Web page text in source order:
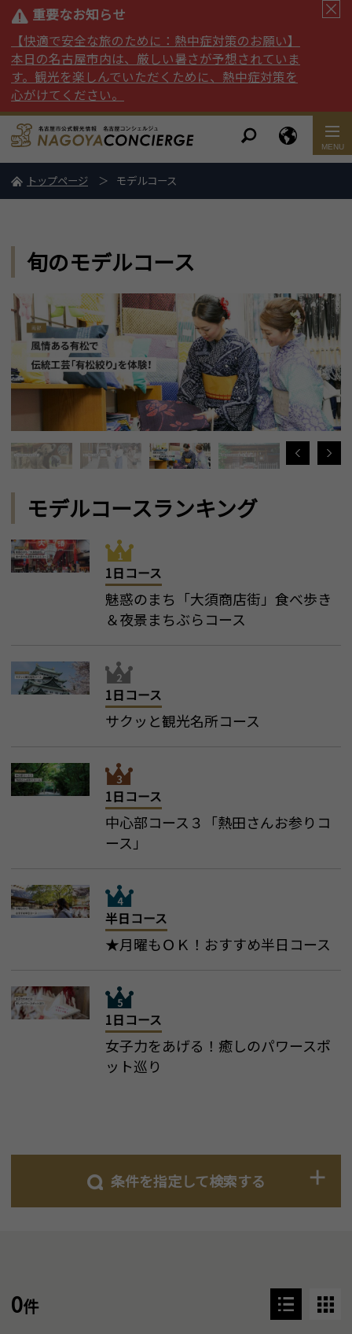
重要なお知らせ
【快適で安全な旅のために：熱中症対策のお願い】
本日の名古屋市内は、厳しい暑さが予想されていま
す。観光を楽しんでいただくために、熱中症対策を
心がけてください。
トップページ モデルコース
旬のモデルコース
モデルコースランキング
1日コース
魅惑のまち「大須商店街」食べ歩き
＆夜景まちぶらコース
1日コース
サクッと観光名所コース
1日コース
中心部コース３「熱田さんお参りコ
ース」
半日コース
★月曜もＯＫ！おすすめ半日コース
1日コース
女子力をあげる！癒しのパワースポ
ット巡り
条件を指定して検索する
0件